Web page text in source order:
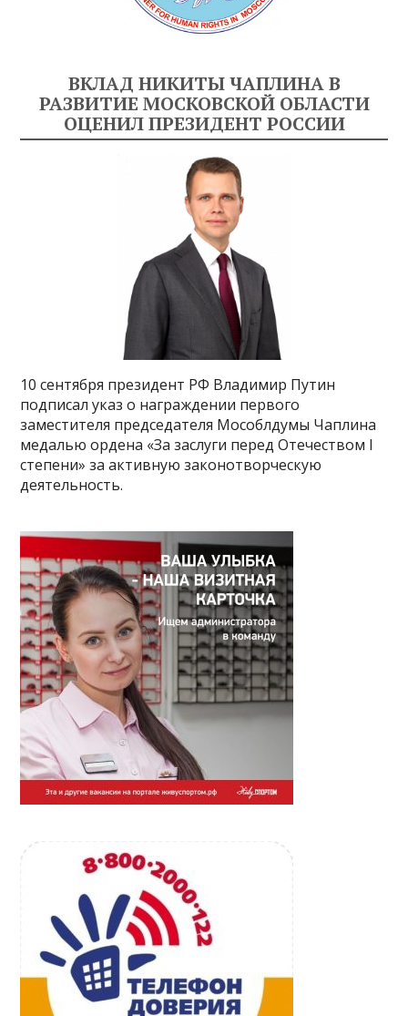
ВКЛАД НИКИТЫ ЧАПЛИНА В
РАЗВИТИЕ МОСКОВСКОЙ ОБЛАСТИ
ОЦЕНИЛ ПРЕЗИДЕНТ РОССИИ
10 сентября президент РФ Владимир Путин
подписал указ о награждении первого
заместителя председателя Мособлдумы Чаплина
медалью ордена «За заслуги перед Отечеством I
степени» за активную законотворческую
деятельность.